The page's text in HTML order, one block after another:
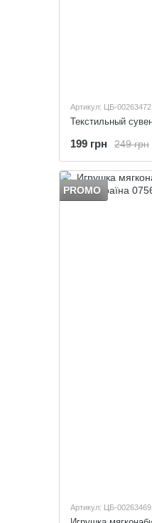
Артикул: ЦБ-00263472
249 грн
199 грн
PROMO
Артикул: ЦБ-00263469